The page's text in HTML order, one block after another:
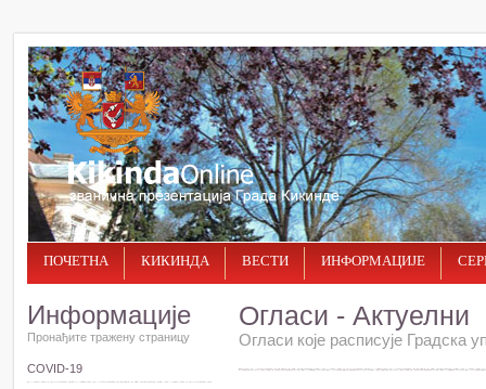
ПОЧЕТНА КИКИНДА ВЕСТИ ИНФОРМАЦИЈЕ
Информације
Пронађите тражену страницу
COVID-19
Огласи - Актуелни
Огласи које расписује Градска